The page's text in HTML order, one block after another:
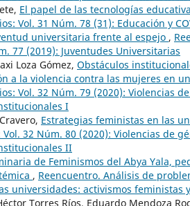
El papel de las tecnologías
Vol. 31 Núm. 78 (31): Educación y
universitaria frente al espejo ,
77 (2019): Juventudes Universitarias
Loza Gómez, Obstáculos
a la violencia contra las mujeres en
Vol. 32 Núm. 79 (2020): Violencias
I
Estrategias feministas en las
32 Núm. 80 (2020): Violencias de
II
de Feminismos del Abya Yala,
, Reencuentro. Análisis de
universidades: activismos feministas
Torres Ríos, Eduardo Mendoza